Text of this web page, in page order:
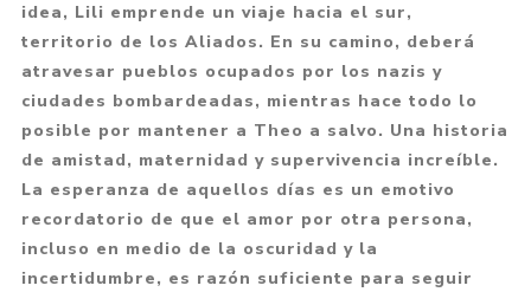
idea, Lili emprende un viaje hacia el sur,
territorio de los Aliados. En su camino, deberá
atravesar pueblos ocupados por los nazis y
ciudades bombardeadas, mientras hace todo lo
posible por mantener a Theo a salvo. Una historia
de amistad, maternidad y supervivencia increíble.
La esperanza de aquellos días es un emotivo
recordatorio de que el amor por otra persona,
incluso en medio de la oscuridad y la
incertidumbre, es razón suficiente para seguir